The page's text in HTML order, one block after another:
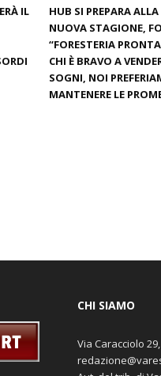
IL
HUB SI PREPARA ALLA
NUOVA STAGIONE,
“FORESTERIA
CHI È BRAVO A
SOGNI, NOI
MANTENERE LE
CHI SIAMO
Via Caracciolo